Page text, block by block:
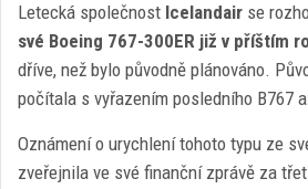
Letecká společnost Icelandair se
své Boeing 767-300ER již v příštím
dříve, než bylo původně plánováno.
počítala s vyřazením posledního B767
Oznámení o urychlení tohoto typu ze
zveřejnila ve své finanční zprávě za